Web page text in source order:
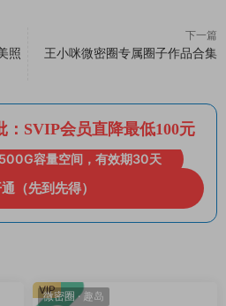
照
下一篇
王小咪微密圈专属圈子作品合集
：SVIP会员直降最低100元
容量空间，有效期30天
（先到先得）
微密圈·趣岛
VIP